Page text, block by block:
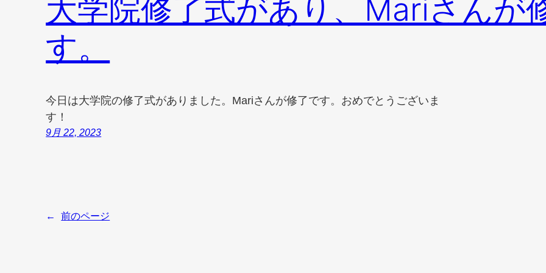
大学院修了式があり、Mariさんが
す。
今日は大学院の修了式がありました。Mariさんが修了です。おめでとうございま
す！
9月 22, 2023
← 前のページ